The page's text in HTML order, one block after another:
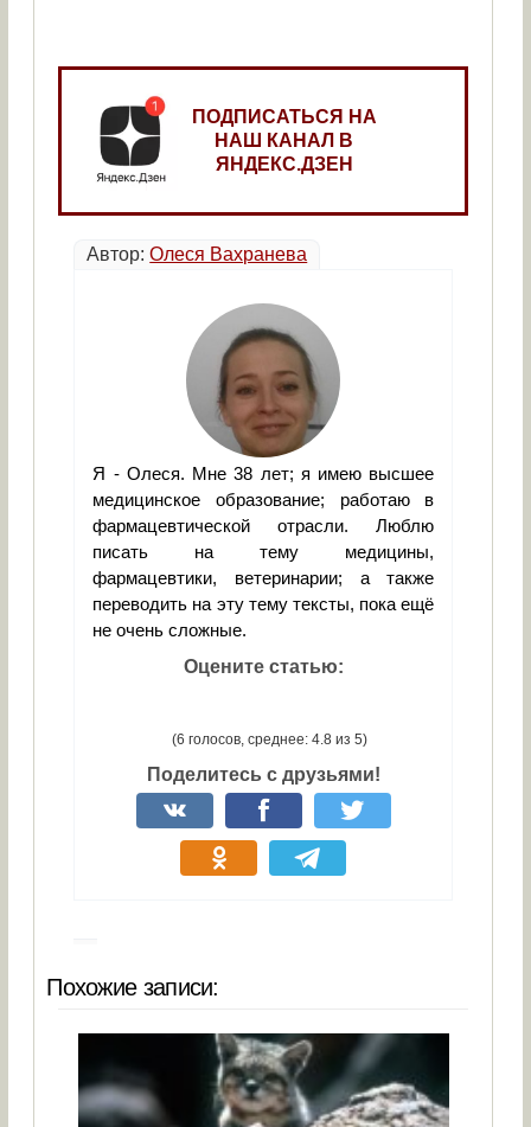
ПОДПИСАТЬСЯ НА
НАШ КАНАЛ В
ЯНДЕКС.ДЗЕН
Автор:Олеся Вахранева
Я - Олеся. Мне 38 лет; я имею высшее
медицинское образование; работаю в
фармацевтической отрасли. Люблю
писать на тему медицины,
фармацевтики, ветеринарии; а также
переводить на эту тему тексты, пока ещё
не очень сложные.
Оцените статью:
(6 голосов, среднее: 4.8 из 5)
Поделитесь с друзьями!
Похожие записи: